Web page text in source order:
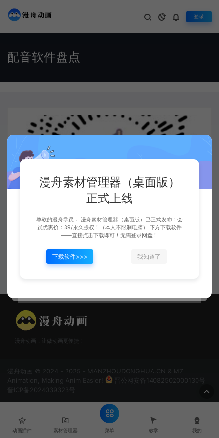
登录
配音软件盘点
配音神器Pro (打开微信扫一扫，可试听配音!) 简介 一款平民级配音软件，众多
动画创作者的选择！ 价格 一月：¥29🚫：5000字/次，100次/天，限制1…
漫舟动画 2024-11-21
漫舟动画，让做动画更便捷！
漫舟动画 © 2024 - 2025 - MANZHOUDONGHUA.CN & MZ
Animation, Making Anim Easier!
晋公网安备14082502000130号
晋ICP备2024039323号
动画插件 素材管理器 菜单 教学 我的
漫舟素材管理器（桌面版）
正式上线
尊敬的漫舟学员： 漫舟素材管理器（桌面版）已正式发布！会
员优惠价：39/永久授权！（本人不限制电脑） 下方下载软件
——直接点击下载即可！无需登录网盘！
下载软件>>> 我知道了